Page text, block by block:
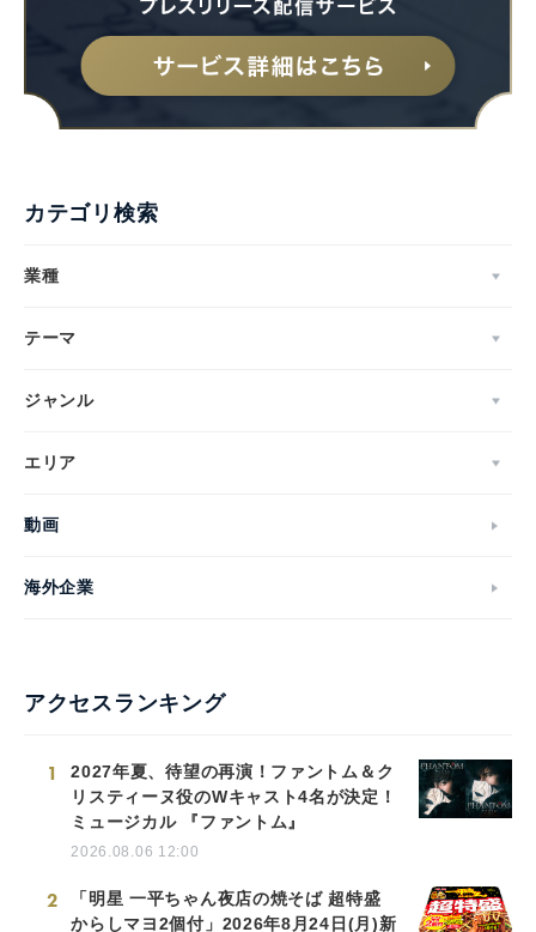
カテゴリ検索
業種
テーマ
ジャンル
エリア
動画
海外企業
アクセスランキング
1
2027年夏、待望の再演！ファントム＆ク
リスティーヌ役のWキャスト4名が決定！
ミュージカル 『ファントム』
2026.08.06 12:00
2
「明星 一平ちゃん夜店の焼そば 超特盛
からしマヨ2個付」2026年8月24日(月)新